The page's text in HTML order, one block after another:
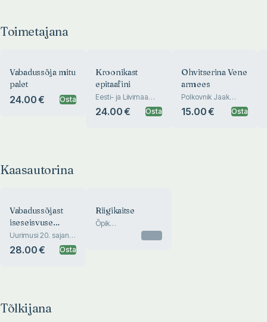
Toimetajana
Vabadussõja mitu
palet
24.00 € Osta
Kroonikast
epitaafini
Eesti- ja Liivimaa
varauusaegsest
haridus- ja
24.00 € Osta
Ohvitserina Vene
armees
Polkovnik Jaak
Rosenbaumi kirjad
vennale (1892-1904,
15.00 € Osta
Kaasautorina
Vabadussõjast
iseseisvuse
taastamiseni
Uurimusi 20. sajandi
Eesti ajaloost
28.00 € Osta
Riigikaitse
Õpik
gümnaasiumidele ja
kutseõppeasutustele
Tõlkijana